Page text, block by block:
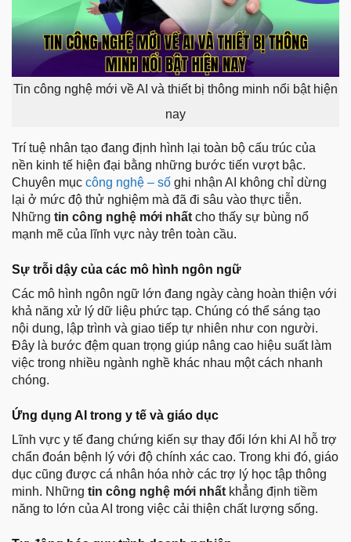
Tin công nghệ mới về AI và thiết bị thông minh nổi bật hiện
nay
Trí tuệ nhân tạo đang định hình lại toàn bộ cấu trúc của
nền kinh tế hiện đại bằng những bước tiến vượt bậc.
Chuyên mục công nghệ – số ghi nhận AI không chỉ dừng
lại ở mức độ thử nghiệm mà đã đi sâu vào thực tiễn.
Những tin công nghệ mới nhấtcho thấy sự bùng nổ
mạnh mẽ của lĩnh vực này trên toàn cầu.
Sự trỗi dậy của các mô hình ngôn ngữ
Các mô hình ngôn ngữ lớn đang ngày càng hoàn thiện với
khả năng xử lý dữ liệu phức tạp. Chúng có thể sáng tạo
nội dung, lập trình và giao tiếp tự nhiên như con người.
Đây là bước đệm quan trọng giúp nâng cao hiệu suất làm
việc trong nhiều ngành nghề khác nhau một cách nhanh
chóng.
Ứng dụng AI trong y tế và giáo dục
Lĩnh vực y tế đang chứng kiến sự thay đổi lớn khi AI hỗ trợ
chẩn đoán bệnh lý với độ chính xác cao. Trong khi đó, giáo
dục cũng được cá nhân hóa nhờ các trợ lý học tập thông
minh. Những tin công nghệ mới nhất khẳng định tiềm
năng to lớn của AI trong việc cải thiện chất lượng sống.